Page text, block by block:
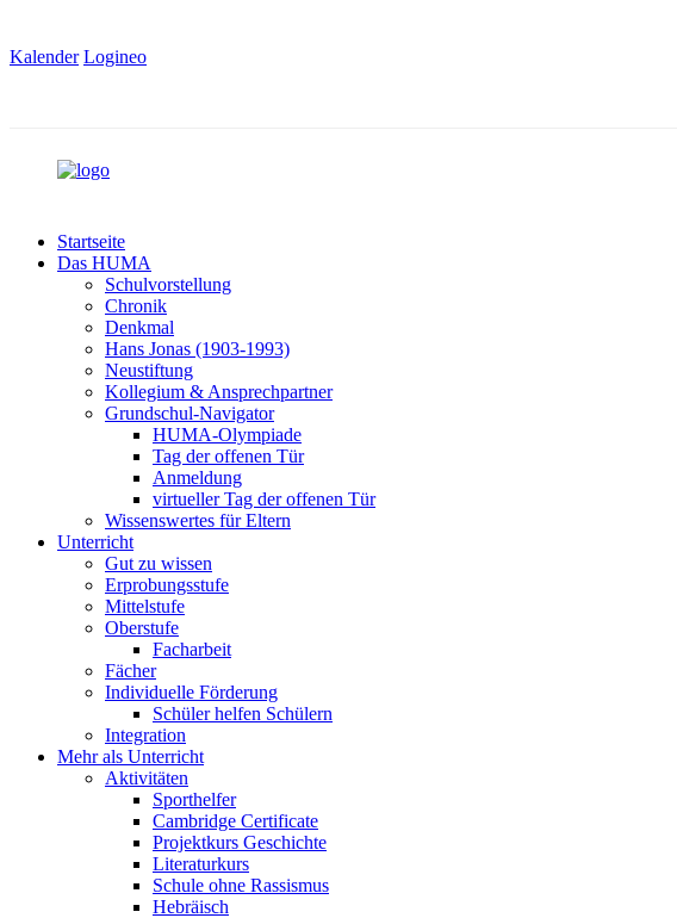
Kalender Logineo
Startseite
Das HUMA
Schulvorstellung
Chronik
Denkmal
Hans Jonas (1903-1993)
Neustiftung
Kollegium & Ansprechpartner
Grundschul-Navigator
HUMA-Olympiade
Tag der offenen Tür
Anmeldung
virtueller Tag der offenen Tür
Wissenswertes für Eltern
Unterricht
Gut zu wissen
Erprobungsstufe
Mittelstufe
Oberstufe
Facharbeit
Fächer
Individuelle Förderung
Schüler helfen Schülern
Integration
Mehr als Unterricht
Aktivitäten
Sporthelfer
Cambridge Certificate
Projektkurs Geschichte
Literaturkurs
Schule ohne Rassismus
Hebräisch